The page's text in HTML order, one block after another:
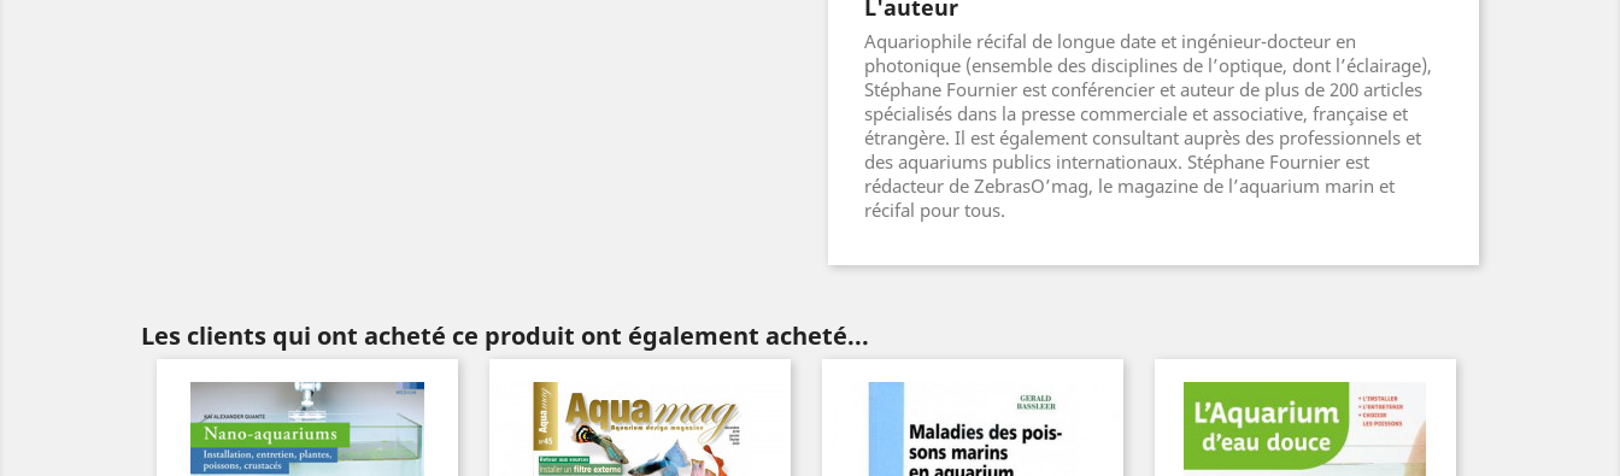
L'auteur
Aquariophile récifal de longue date et ingénieur-docteur en
photonique (ensemble des disciplines de l’optique, dont l’éclairage),
Stéphane Fournier est conférencier et auteur de plus de 200 articles
spécialisés dans la presse commerciale et associative, française et
étrangère. Il est également consultant auprès des professionnels et
des aquariums publics internationaux. Stéphane Fournier est
rédacteur de ZebrasO’mag, le magazine de l’aquarium marin et
récifal pour tous.
Les clients qui ont acheté ce produit ont également acheté...